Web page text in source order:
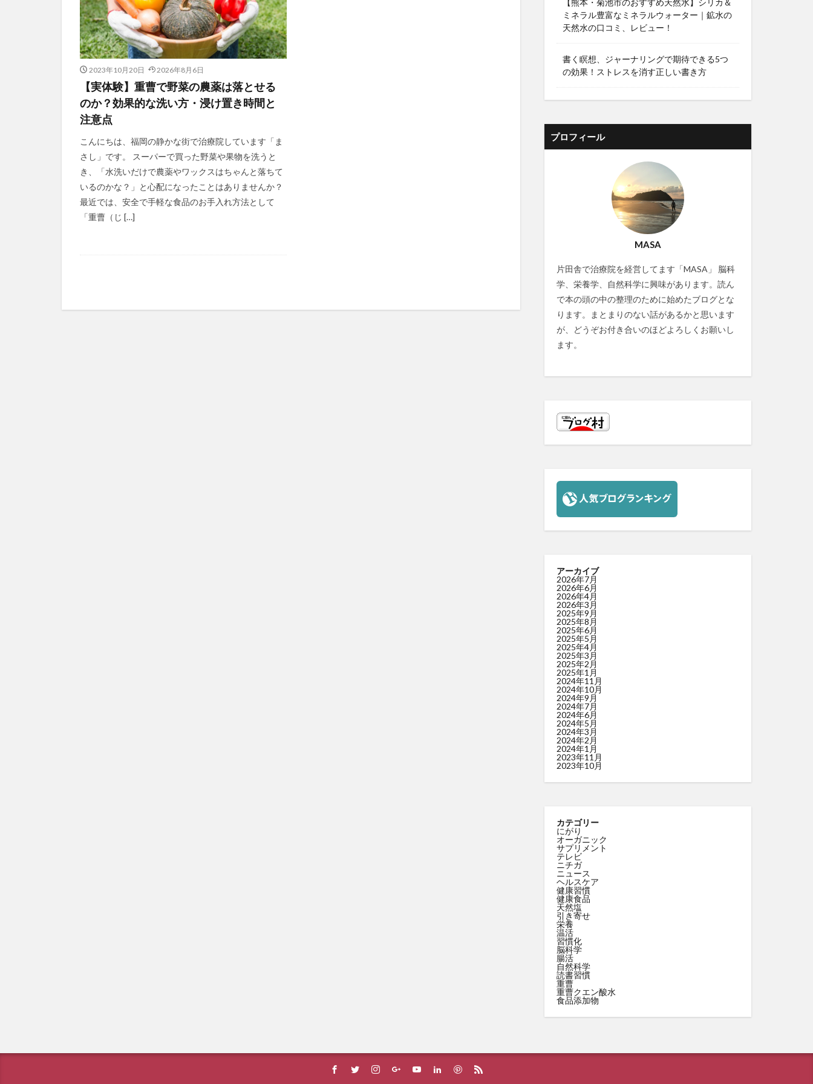
2023年10月20日 2026年8月6日
【実体験】重曹で野菜の農薬は落とせる
のか？効果的な洗い方・浸け置き時間と
注意点
こんにちは、福岡の静かな街で治療院しています「ま
さし」です。 スーパーで買った野菜や果物を洗うと
き、「水洗いだけで農薬やワックスはちゃんと落ちて
いるのかな？」と心配になったことはありませんか？
最近では、安全で手軽な食品のお手入れ方法として
「重曹（じ […]
【熊本・菊池市のおすすめ天然水】シリカ＆
ミネラル豊富なミネラルウォーター｜鉱水の
天然水の口コミ、レビュー！
書く瞑想、ジャーナリングで期待できる5つ
の効果！ストレスを消す正しい書き方
プロフィール
MASA
片田舎で治療院を経営してます「MASA」 脳科
学、栄養学、自然科学に興味があります。読ん
で本の頭の中の整理のために始めたブログとな
ります。まとまりのない話があるかと思います
が、どうぞお付き合いのほどよろしくお願いし
ます。
アーカイブ
2026年7月
2026年6月
2026年4月
2026年3月
2025年9月
2025年8月
2025年6月
2025年5月
2025年4月
2025年3月
2025年2月
2025年1月
2024年11月
2024年10月
2024年9月
2024年7月
2024年6月
2024年5月
2024年3月
2024年2月
2024年1月
2023年11月
2023年10月
カテゴリー
にがり
オーガニック
サプリメント
テレビ
ニチガ
ニュース
ヘルスケア
健康習慣
健康食品
天然塩
引き寄せ
栄養
温活
習慣化
脳科学
腸活
自然科学
読書習慣
重曹
重曹クエン酸水
食品添加物